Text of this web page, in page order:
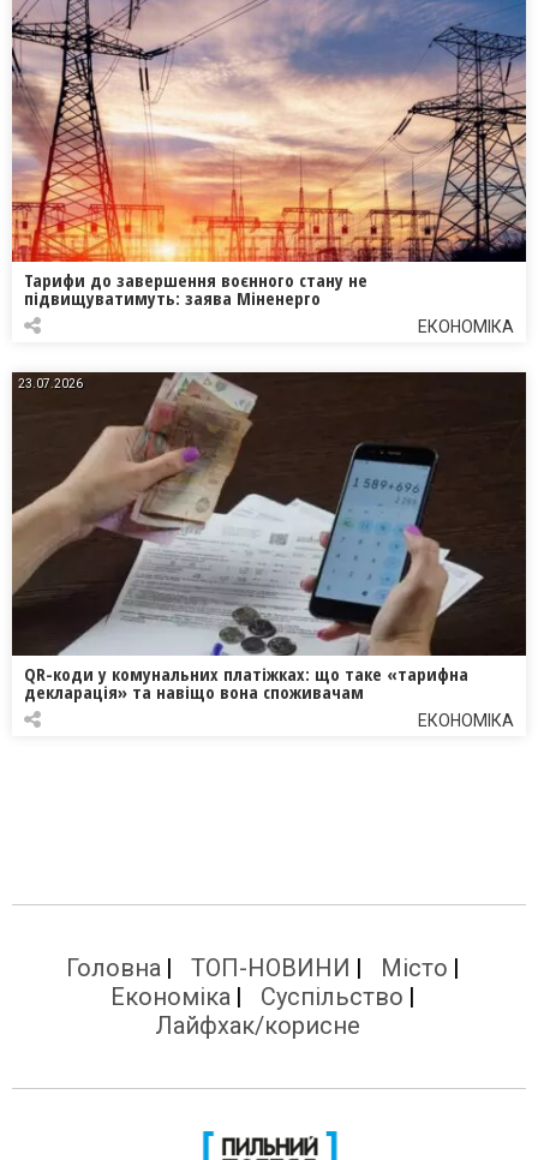
Тарифи до завершення воєнного стану не
підвищуватимуть: заява Міненерго
ЕКОНОМІКА
23.07.2026
QR-коди у комунальних платіжках: що таке «тарифна
декларація» та навіщо вона споживачам
ЕКОНОМІКА
Головна ТОП-НОВИНИ
Місто
Економіка
Суспільство
Лайфхак/корисне